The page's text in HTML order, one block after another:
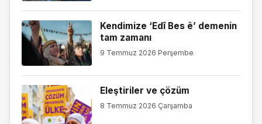
Kendimize ‘Edî Bes ê’ demenin
tam zamanı
9 Temmuz 2026 Perşembe
Eleştiriler ve çözüm
8 Temmuz 2026 Çarşamba